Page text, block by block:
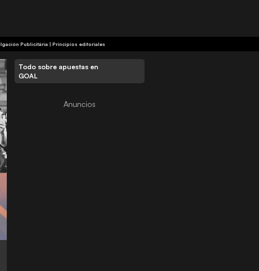
Publicitária | Principios editoriales
Todo sobre apuestas en
GOAL